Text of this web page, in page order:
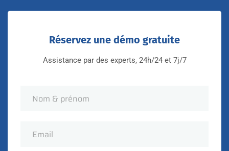
Réservez une démo gratuite
Assistance par des experts, 24h/24 et 7j/7